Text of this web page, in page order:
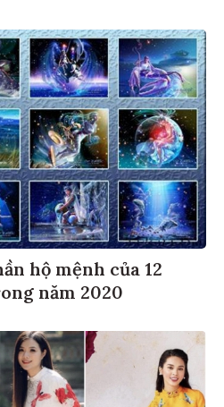
hộ mệnh của 12
năm 2020